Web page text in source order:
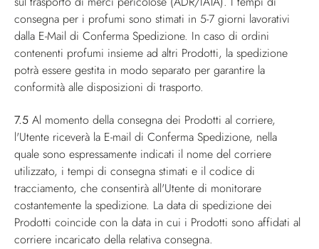
consegna per i profumi sono stimati in 5-7 giorni lavorativi
dalla E-Mail di Conferma Spedizione. In caso di ordini
contenenti profumi insieme ad altri Prodotti, la spedizione
potrà essere gestita in modo separato per garantire la
conformità alle disposizioni di trasporto.
7.5 Al momento della consegna dei Prodotti al corriere,
l'Utente riceverà la E-mail di Conferma Spedizione, nella
quale sono espressamente indicati il nome del corriere
utilizzato, i tempi di consegna stimati e il codice di
tracciamento, che consentirà all'Utente di monitorare
costantemente la spedizione. La data di spedizione dei
Prodotti coincide con la data in cui i Prodotti sono affidati al
corriere incaricato della relativa consegna.